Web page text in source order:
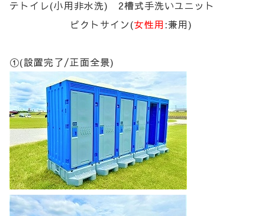
テトイレ(小用非水洗) 2槽式手洗いユニット
ピクトサイン(女性用 :兼用)
①(設置完了/正面全景)